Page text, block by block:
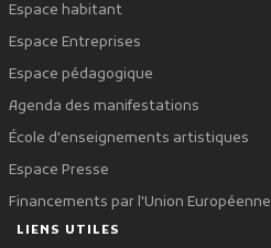
Espace habitant
Espace Entreprises
Espace pédagogique
Agenda des manifestations
École d'enseignements artistiques
Espace Presse
Financements par l'Union Européenne
LIENS UTILES